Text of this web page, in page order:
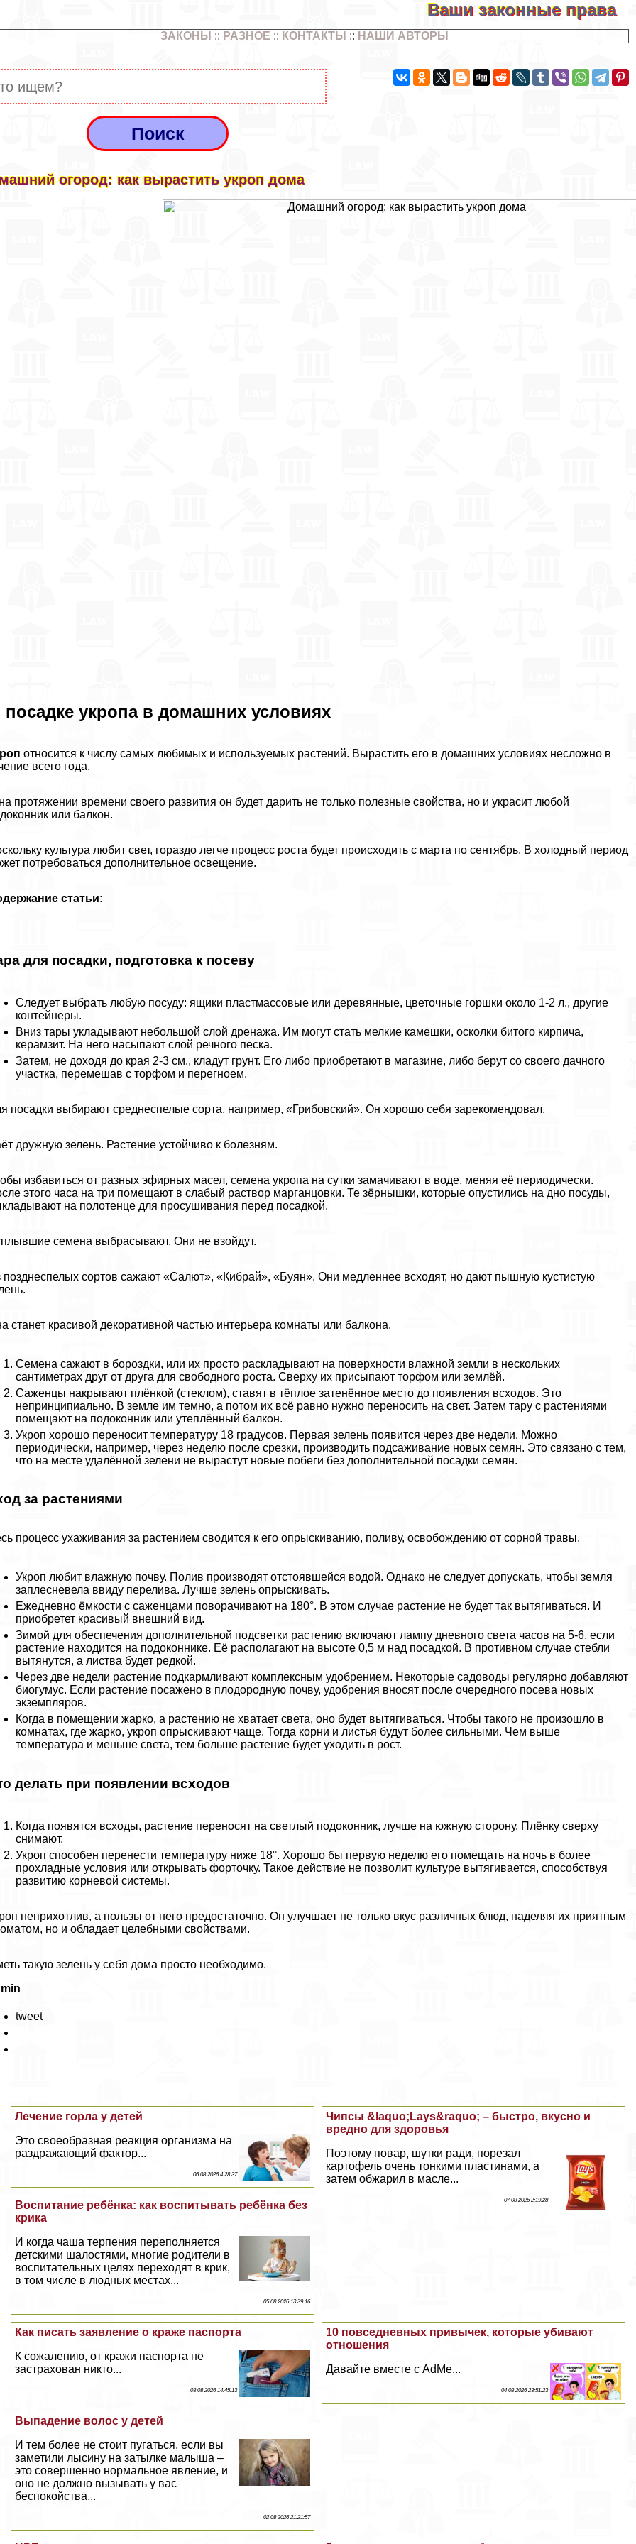
Ваши законные права
ЗАКОНЫ :: РАЗНОЕ :: КОНТАКТЫ :: НАШИ АВТОРЫ
огород: как вырастить укроп дома
укропа в домашних условиях
относится к числу самых любимых и используемых растений. Вырастить его в домашних условиях несложно в
всего года.
протяжении времени своего развития он будет дарить не только полезные свойства, но и украсит любой
или балкон.
культура любит свет, гораздо легче процесс роста будет происходить с марта по сентябрь. В холодный период
потребоваться дополнительное освещение.
статьи:
для посадки, подготовка к посеву
Следует выбрать любую посуду: ящики пластмассовые или деревянные, цветочные горшки около 1-2 л., другие
контейнеры.
Вниз тары укладывают небольшой слой дренажа. Им могут стать мелкие камешки, осколки битого кирпича,
керамзит. На него насыпают слой речного песка.
Затем, не доходя до края 2-3 см., кладут грунт. Его либо приобретают в магазине, либо берут со своего дачного
участка, перемешав с торфом и перегноем.
посадки выбирают среднеспелые сорта, например, «Грибовский». Он хорошо себя зарекомендовал.
дружную зелень. Растение устойчиво к болезням.
избавиться от разных эфирных масел, семена укропа на сутки замачивают в воде, меняя её периодически.
этого часа на три помещают в слабый раствор марганцовки. Те зёрнышки, которые опустились на дно посуды,
на полотенце для просушивания перед посадкой.
семена выбрасывают. Они не взойдут.
позднеспелых сортов сажают «Салют», «Кибрай», «Буян». Они медленнее всходят, но дают пышную кустистую
станет красивой декоративной частью интерьера комнаты или балкона.
Семена сажают в бороздки, или их просто раскладывают на поверхности влажной земли в нескольких
сантиметрах друг от друга для свободного роста. Сверху их присыпают торфом или землёй.
Саженцы накрывают плёнкой (стеклом), ставят в тёплое затенённое место до появления всходов. Это
непринципиально. В земле им темно, а потом их всё равно нужно переносить на свет. Затем тару с растениями
помещают на подоконник или утеплённый балкон.
Укроп хорошо переносит температуру 18 градусов. Первая зелень появится через две недели. Можно
периодически, например, через неделю после срезки, производить подсаживание новых семян. Это связано с тем,
что на месте удалённой зелени не вырастут новые побеги без дополнительной посадки семян.
за растениями
процесс ухаживания за растением сводится к его опрыскиванию, поливу, освобождению от сорной травы.
Укроп любит влажную почву. Полив производят отстоявшейся водой. Однако не следует допускать, чтобы земля
заплесневела ввиду перелива. Лучше зелень опрыскивать.
Ежедневно ёмкости с саженцами поворачивают на 180°. В этом случае растение не будет так вытягиваться. И
приобретет красивый внешний вид.
Зимой для обеспечения дополнительной подсветки растению включают лампу дневного света часов на 5-6, если
растение находится на подоконнике. Её располагают на высоте 0,5 м над посадкой. В противном случае стeбли
вытянутся, а листва будет редкой.
Через две недели растение подкармливают комплексным удобрением. Некоторые садоводы регулярно добавляют
биогумус. Если растение посажено в плодородную почву, удобрения вносят после очередного посева новых
экземпляров.
Когда в помещении жарко, а растению не хватает света, оно будет вытягиваться. Чтобы такого не произошло в
комнатах, где жарко, укроп опрыскивают чаще. Тогда корни и листья будут более сильными. Чем выше
температура и меньше света, тем больше растение будет уходить в рост.
делать при появлении всходов
Когда появятся всходы, растение переносят на светлый подоконник, лучше на южную сторону. Плёнку сверху
снимают.
Укроп способен перенести температуру ниже 18°. Хорошо бы первую неделю его помещать на ночь в более
прохладные условия или открывать форточку. Такое действие не позволит культуре вытягивается, способствуя
развитию корневой системы.
неприхотлив, а пользы от него предостаточно. Он улучшает не только вкус различных блюд, наделяя их приятным
но и обладает целебными свойствами.
такую зелень у себя дома просто необходимо.
tweet
Чипсы &laquo;Lays&raquo; – быстро, вкусно и
вредно для здоровья
Поэтому повар, шутки ради, порезал
картофель очень тонкими пластинами, а
затем обжарил в масле...
07 08 2026 2:19:28
Лечение горла у детей
Это своеобразная реакция организма на
раздражающий фактор...
06 08 2026 4:28:37
Воспитание ребёнка: как воспитывать ребёнка без
крика
И когда чаша терпения переполняется
детскими шалостями, многие родители в
воспитательных целях переходят в крик,
в том числе в людных местах...
05 08 2026 13:39:16
10 повседневных привычек, которые убивают
отношения
Давайте вместе с AdMe...
04 08 2026 23:51:23
Как писать заявление о краже паспорта
К сожалению, от кражи паспорта не
застрахован никто...
03 08 2026 14:45:13
Выпадение волос у детей
И тем более не стоит пугаться, если вы
заметили лысину на затылке малыша –
это совершенно нормальное явление, и
оно не должно вызывать у вас
беспокойства...
02 08 2026 21:21:57